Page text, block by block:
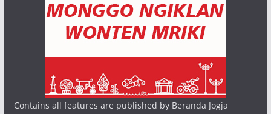
Contains all features are published by Beranda Jogja